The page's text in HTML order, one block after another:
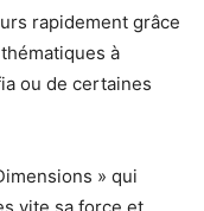
rapidement grâce
à
ou de certaines
» qui